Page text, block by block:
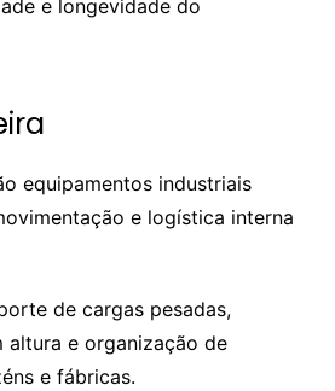
e longevidade do
equipamentos industriais
e logística interna
de cargas pesadas,
altura e organização de
e fábricas.